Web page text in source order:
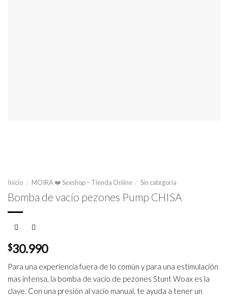
Inicio / MOIRA ❤️ Sexshop – Tienda Online / Sin categoría
Bomba de vacío pezones Pump CHISA
$30.990
Para una experiencia fuera de lo común y para una estimulación
mas intensa, la bomba de vacío de pezones Stunt Woax es la
clave. Con una presión al vacío manual, te ayuda a tener un